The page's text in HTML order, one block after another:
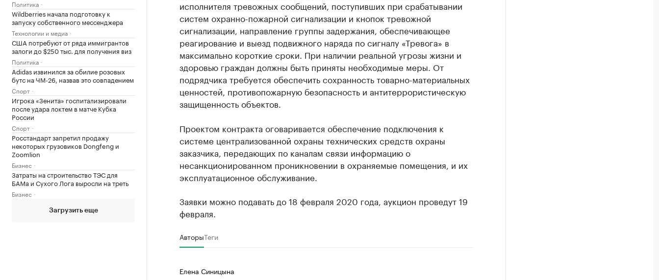
Политика
Wildberries начала подготовку к
запуску собственного мессенджера
Технологии и медиа
США потребуют от ряда иммигрантов
залоги до $250 тыс. для получения виз
Политика
Adidas извинился за обилие розовых
бутс на ЧМ-26, назвав это совпадением
Спорт
Игрока «Зенита» госпитализировали
после удара локтем в матче Кубка
России
Спорт
Росстандарт запретил продажу
некоторых грузовиков Dongfeng и
Zoomlion
Бизнес
Затраты на строительство ТЭС для
БАМа и Сухого Лога выросли на треть
Бизнес
Загрузить еще
исполнителя тревожных сообщений, поступивших при срабатывании
систем охранно-пожарной сигнализации и кнопок тревожной
сигнализации, направление группы задержания, обеспечивающее
реагирование и выезд подвижного наряда по сигналу «Тревога» в
максимально короткие сроки. При наличии реальной угрозы жизни и
здоровью граждан должны быть приняты необходимые меры. От
подрядчика требуется обеспечить сохранность товарно-материальных
ценностей, противопожарную безопасность и антитеррористическую
защищенность объектов.
Проектом контракта оговаривается обеспечение подключения к
системе централизованной охраны технических средств охраны
заказчика, передающих по каналам связи информацию о
несанкционированном проникновении в охраняемые помещения, и их
эксплуатационное обслуживание.
Заявки можно подавать до 18 февраля 2020 года, аукцион проведут 19
февраля.
АвторыТеги
Елена Синицына